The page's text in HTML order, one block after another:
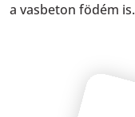
a vasbeton födém is.